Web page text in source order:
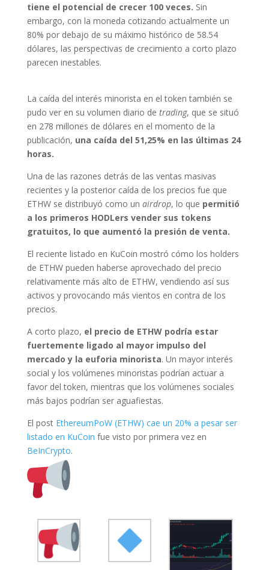
tiene el potencial de crecer 100 veces. Sin
embargo, con la moneda cotizando actualmente un
80% por debajo de su máximo histórico de 58.54
dólares, las perspectivas de crecimiento a corto plazo
parecen inestables.
La caída del interés minorista en el token también se
pudo ver en su volumen diario de trading, que se situó
en 278 millones de dólares en el momento de la
publicación, una caída del 51,25% en las últimas 24
horas.
Una de las razones detrás de las ventas masivas
recientes y la posterior caída de los precios fue que
ETHW se distribuyó como un airdrop, lo que permitió
a los primeros HODLers vender sus tokens
gratuitos, lo que aumentó la presión de venta.
El reciente listado en KuCoin mostró cómo los holders
de ETHW pueden haberse aprovechado del precio
relativamente más alto de ETHW, vendiendo así sus
activos y provocando más vientos en contra de los
precios.
A corto plazo, el precio de ETHW podría estar
fuertemente ligado al mayor impulso del
mercado y la euforia minorista. Un mayor interés
social y los volúmenes minoristas podrían actuar a
favor del token, mientras que los volúmenes sociales
más bajos podrían ser aguafiestas.
El post EthereumPoW (ETHW) cae un 20% a pesar ser
listado en KuCoin fue visto por primera vez en
BeInCrypto.